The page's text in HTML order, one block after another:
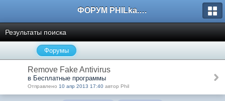
ФОРУМ PHILka.RU
Результаты поиска
Форумы
Remove Fake Antivirus
в Бесплатные программы
Отправлено 10 апр 2013 17:40 автор Phil